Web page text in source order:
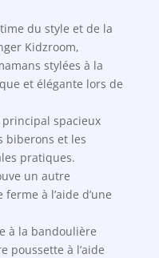
du style et de la
Kidzroom,
stylées à la
et élégante lors de
spacieux
biberons et les
pratiques.
un autre
à l’aide d’une
à la bandoulière
poussette à l’aide